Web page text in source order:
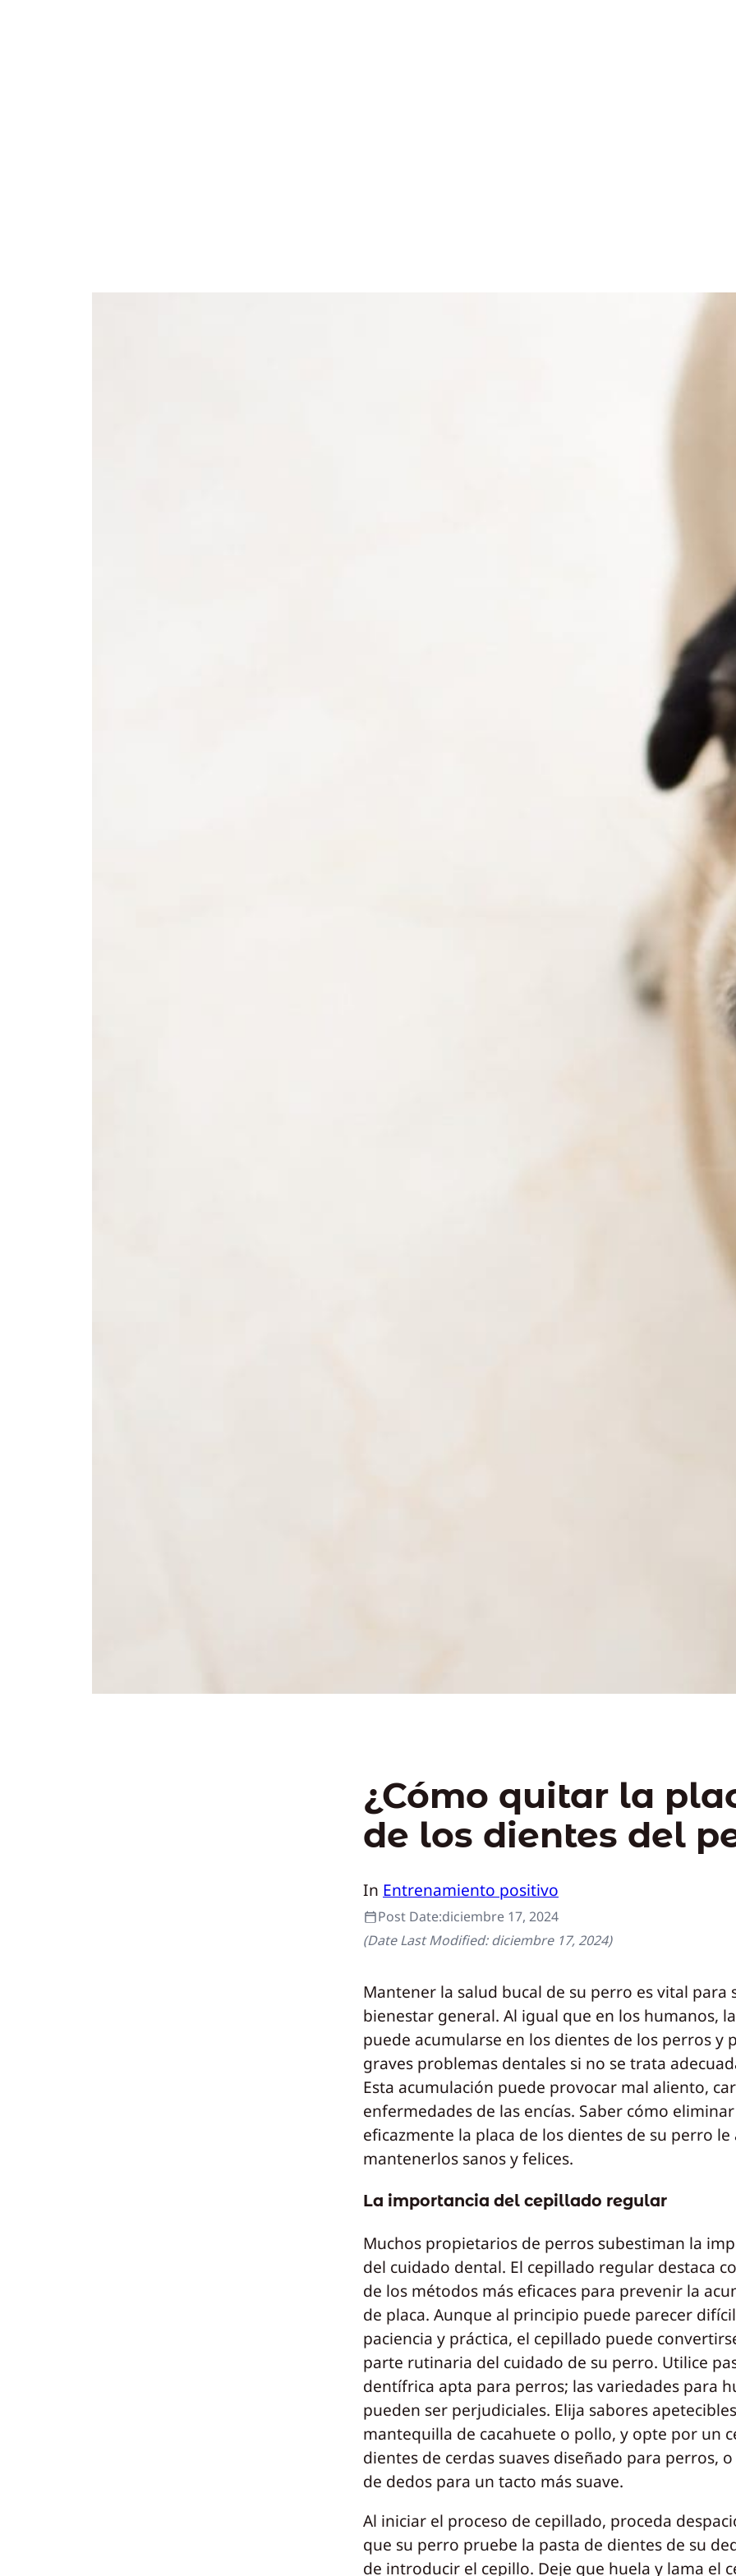
¿Cómo quitar la
de los dientes del
In Entrenamiento positivo
Post Date:diciembre 17, 2024
(Date Last Modified:diciembre 17, 2024)
Mantener la salud bucal de su perro es vital para
bienestar general. Al igual que en los humanos,
puede acumularse en los dientes de los perros y
graves problemas dentales si no se trata
Esta acumulación puede provocar mal aliento,
enfermedades de las encías. Saber cómo eliminar
eficazmente la placa de los dientes de su perro le
mantenerlos sanos y felices.
La importancia del cepillado regular
Muchos propietarios de perros subestiman la
del cuidado dental. El cepillado regular destaca
de los métodos más eficaces para prevenir la
de placa. Aunque al principio puede parecer
paciencia y práctica, el cepillado puede
parte rutinaria del cuidado de su perro. Utilice
dentífrica apta para perros; las variedades para
pueden ser perjudiciales. Elija sabores
mantequilla de cacahuete o pollo, y opte por un
dientes de cerdas suaves diseñado para perros,
de dedos para un tacto más suave.
Al iniciar el proceso de cepillado, proceda
que su perro pruebe la pasta de dientes de su
de introducir el cepillo. Deje que huela y lama el